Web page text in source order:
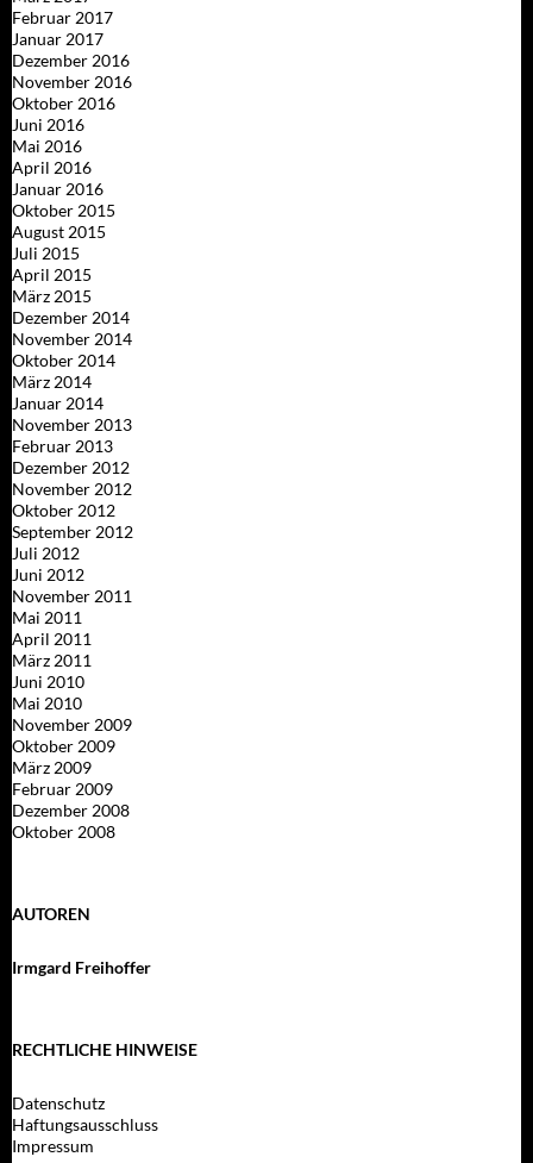
Februar 2017
Januar 2017
Dezember 2016
November 2016
Oktober 2016
Juni 2016
Mai 2016
April 2016
Januar 2016
Oktober 2015
August 2015
Juli 2015
April 2015
März 2015
Dezember 2014
November 2014
Oktober 2014
März 2014
Januar 2014
November 2013
Februar 2013
Dezember 2012
November 2012
Oktober 2012
September 2012
Juli 2012
Juni 2012
November 2011
Mai 2011
April 2011
März 2011
Juni 2010
Mai 2010
November 2009
Oktober 2009
März 2009
Februar 2009
Dezember 2008
Oktober 2008
AUTOREN
Irmgard Freihoffer
RECHTLICHE HINWEISE
Datenschutz
Haftungsausschluss
Impressum